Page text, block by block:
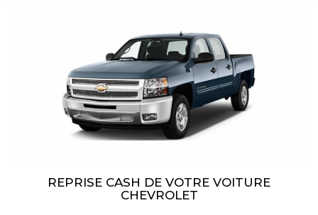
REPRISE CASH DE VOTRE VOITURE
CHEVROLET